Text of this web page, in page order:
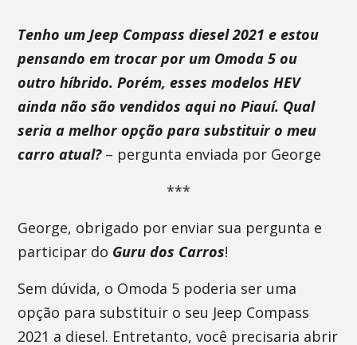
Tenho um Jeep Compass diesel 2021 e estou
pensando em trocar por um Omoda 5 ou
outro híbrido. Porém, esses modelos HEV
ainda não são vendidos aqui no Piauí. Qual
seria a melhor opção para substituir o meu
carro atual?– pergunta enviada por George
***
George, obrigado por enviar sua pergunta e
participar do Guru dos Carros!
Sem dúvida, o Omoda 5 poderia ser uma
opção para substituir o seu Jeep Compass
2021 a diesel. Entretanto, você precisaria abrir